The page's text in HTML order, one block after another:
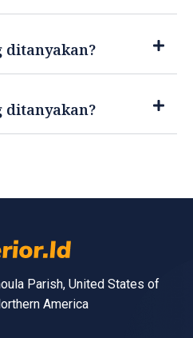
ditanyakan?
ditanyakan?
Parish, United States of
America